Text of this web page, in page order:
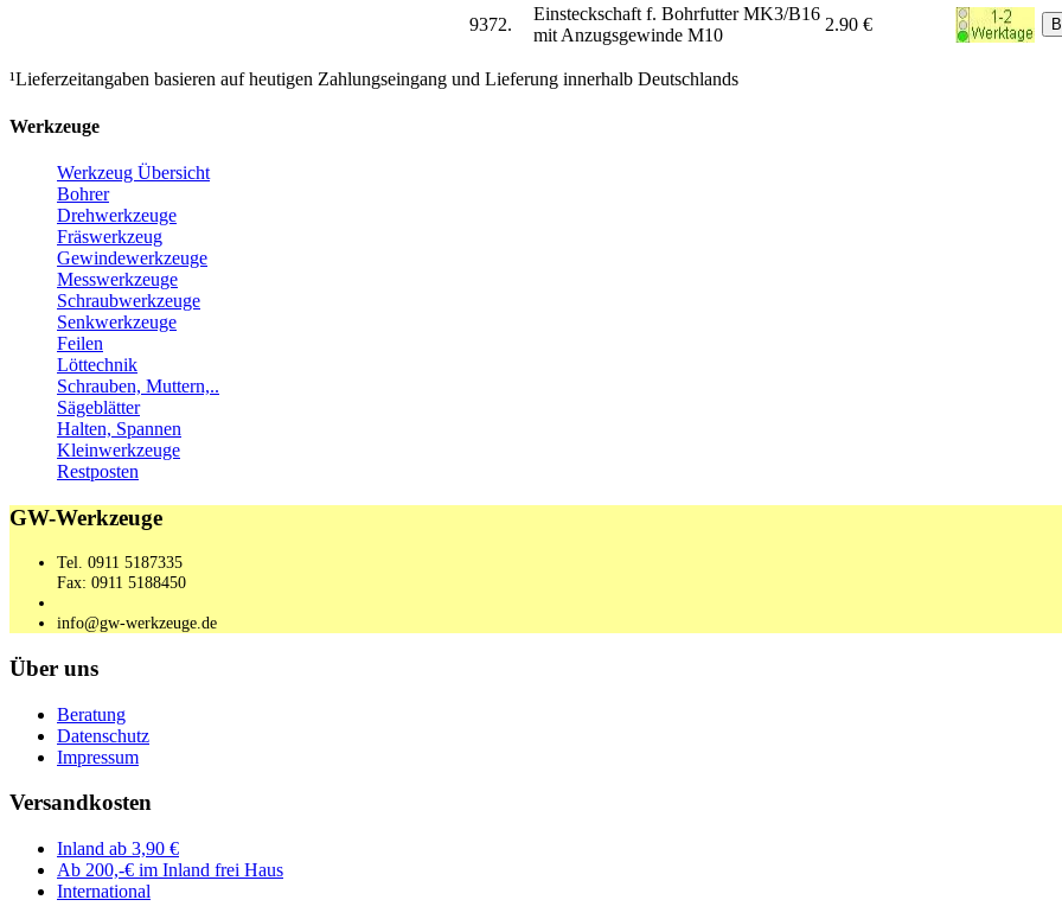
9372.
Einsteckschaft f. Bohrfutter MK3/B16
mit Anzugsgewinde M10
2.90 €
¹Lieferzeitangaben basieren auf heutigen Zahlungseingang und Lieferung innerhalb Deutschlands
Werkzeuge
Werkzeug Übersicht
Bohrer
Drehwerkzeuge
Fräswerkzeug
Gewindewerkzeuge
Messwerkzeuge
Schraubwerkzeuge
Senkwerkzeuge
Feilen
Löttechnik
Schrauben, Muttern,..
Sägeblätter
Halten, Spannen
Kleinwerkzeuge
Restposten
GW-Werkzeuge
Tel. 0911 5187335
Fax: 0911 5188450
info@gw-werkzeuge.de
Über uns
Beratung
Datenschutz
Impressum
Versandkosten
Inland ab 3,90 €
Ab 200,-€ im Inland frei Haus
International